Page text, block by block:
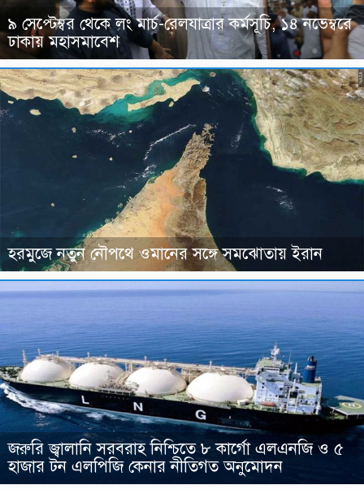
৯ সেপ্টেম্বর থেকে লং মার্চ-রেলযাত্রার কর্মসূচি, ১৪ নভেম্বরে
ঢাকায় মহাসমাবেশ
হরমুজে নতুন নৌপথে ওমানের সঙ্গে সমঝোতায় ইরান
জরুরি জ্বালানি সরবরাহ নিশ্চিতে ৮ কার্গো এলএনজি ও ৫
হাজার টন এলপিজি কেনার নীতিগত অনুমোদন